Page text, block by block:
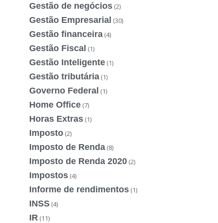
Gestão de negócios (2)
Gestão Empresarial (30)
Gestão financeira (4)
Gestão Fiscal (1)
Gestão Inteligente (1)
Gestão tributária (1)
Governo Federal (1)
Home Office (7)
Horas Extras (1)
Imposto (2)
Imposto de Renda (8)
Imposto de Renda 2020 (2)
Impostos (4)
Informe de rendimentos (1)
INSS (4)
IR (11)